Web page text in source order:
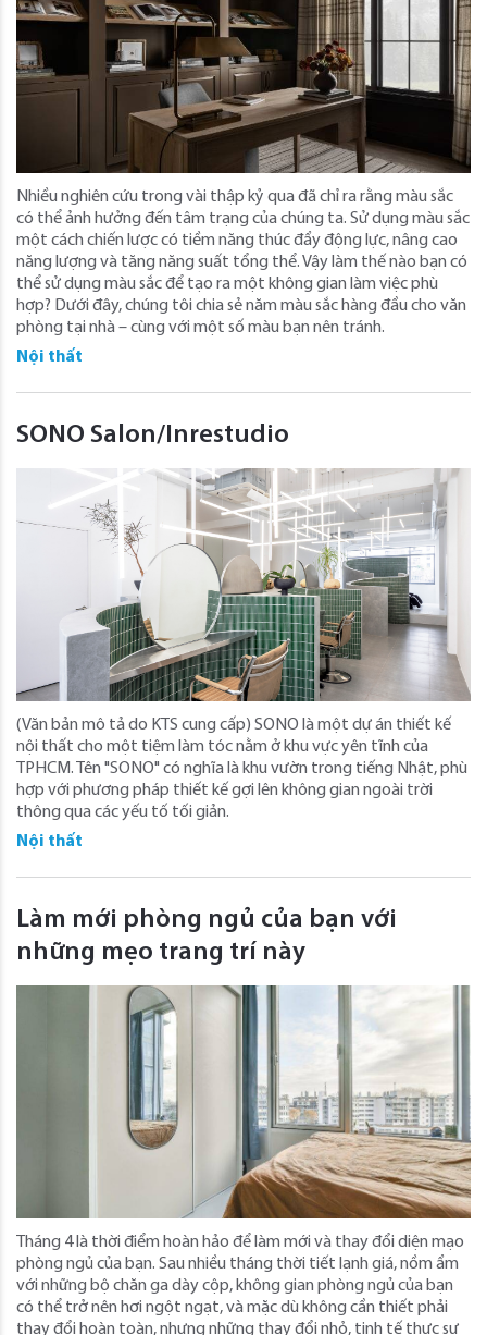
Nhiều nghiên cứu trong vài thập kỷ qua đã chỉ ra rằng màu sắc
có thể ảnh hưởng đến tâm trạng của chúng ta. Sử dụng màu sắc
một cách chiến lược có tiềm năng thúc đẩy động lực, nâng cao
năng lượng và tăng năng suất tổng thể. Vậy làm thế nào bạn có
thể sử dụng màu sắc để tạo ra một không gian làm việc phù
hợp? Dưới đây, chúng tôi chia sẻ năm màu sắc hàng đầu cho văn
phòng tại nhà – cùng với một số màu bạn nên tránh.
Nội thất
SONO Salon/Inrestudio
(Văn bản mô tả do KTS cung cấp) SONO là một dự án thiết kế
nội thất cho một tiệm làm tóc nằm ở khu vực yên tĩnh của
TPHCM. Tên "SONO" có nghĩa là khu vườn trong tiếng Nhật, phù
hợp với phương pháp thiết kế gợi lên không gian ngoài trời
thông qua các yếu tố tối giản.
Nội thất
Làm mới phòng ngủ của bạn với
những mẹo trang trí này
Tháng 4 là thời điểm hoàn hảo để làm mới và thay đổi diện mạo
phòng ngủ của bạn. Sau nhiều tháng thời tiết lạnh giá, nồm ẩm
với những bộ chăn ga dày cộp, không gian phòng ngủ của bạn
có thể trở nên hơi ngột ngạt, và mặc dù không cần thiết phải
thay đổi hoàn toàn, nhưng những thay đổi nhỏ, tinh tế thực sự